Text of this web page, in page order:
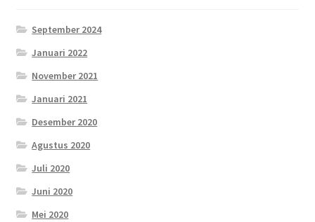
September 2024
Januari 2022
November 2021
Januari 2021
Desember 2020
Agustus 2020
Juli 2020
Juni 2020
Mei 2020